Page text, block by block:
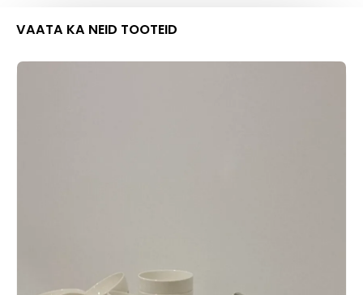
VAATA KA NEID TOOTEID